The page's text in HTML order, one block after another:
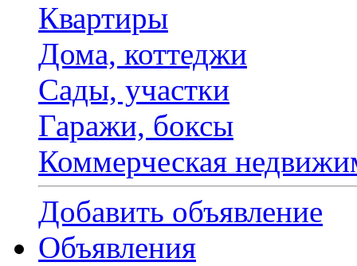
Квартиры
Дома, коттеджи
Сады, участки
Гаражи, боксы
Коммерческая
Добавить объявление
Объявления